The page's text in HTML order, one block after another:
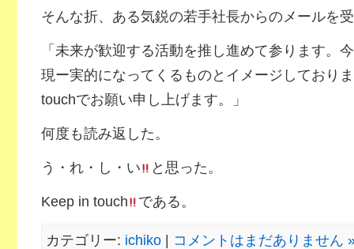
そんな折、ある気鋭の若手社長からのメールを
「未来が歓迎する活動を推し進めて参ります。
現ー実的になってくるものとイメージしており
touchでお願い申し上げます。」
何度も読み返した。
う・れ・し・い と思った。
Keep in touch である。
カテゴリー: ichiko| コメントはまだありません